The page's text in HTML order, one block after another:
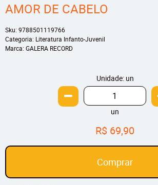
AMOR DE CABELO
Sku: 9788501119766
Categoria: Literatura Infanto-Juvenil
Marca: GALERA RECORD
Unidade: un
un
R$ 69,90
Comprar